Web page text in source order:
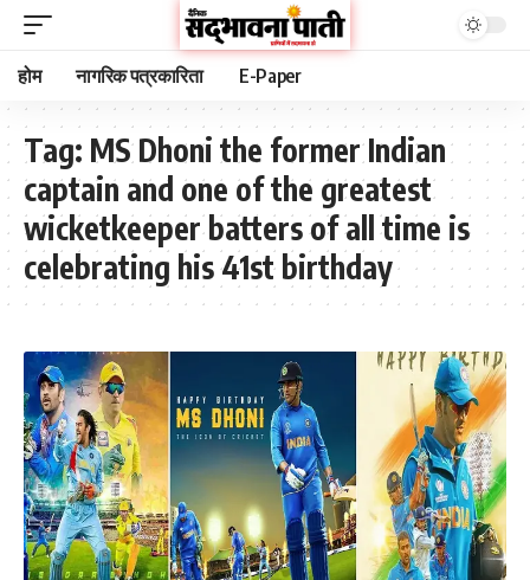
होम नागरिक पत्रकारिता E-Paper
Tag: MS Dhoni the former Indian
captain and one of the greatest
wicketkeeper batters of all time is
celebrating his 41st birthday